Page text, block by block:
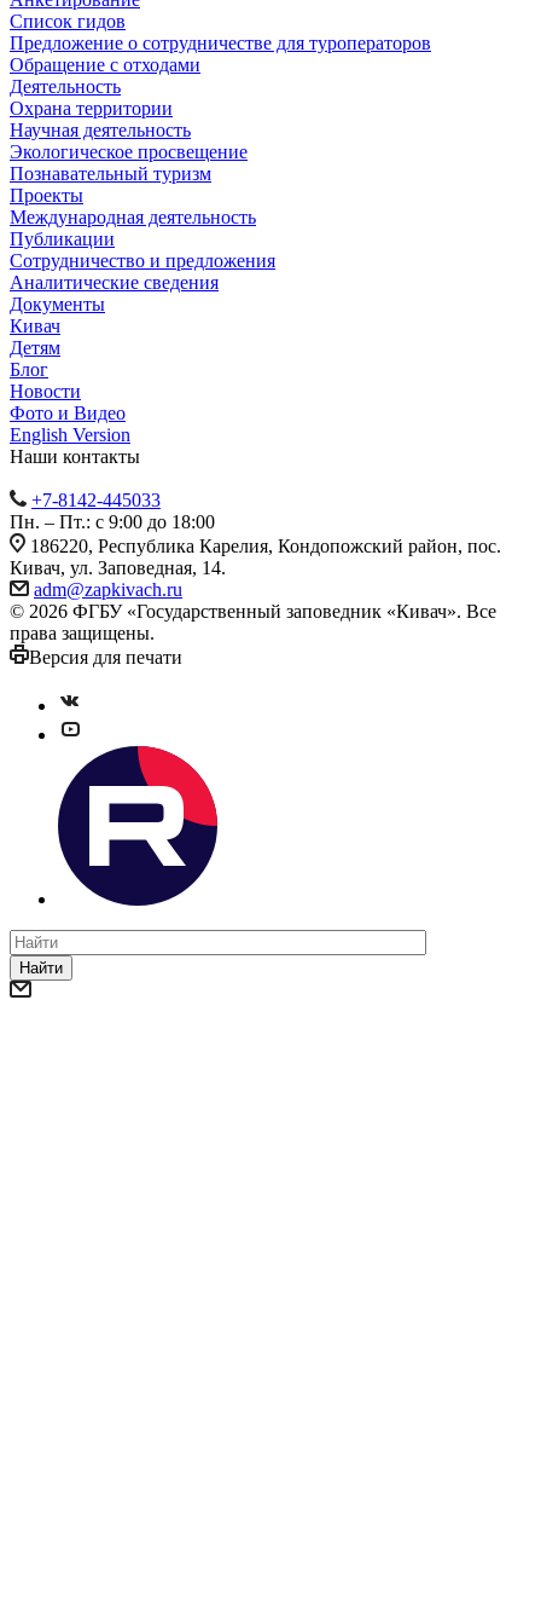
Список гидов
Предложение о сотрудничестве для туроператоров
Обращение с отходами
Деятельность
Охрана территории
Научная деятельность
Экологическое просвещение
Познавательный туризм
Проекты
Международная деятельность
Публикации
Сотрудничество и предложения
Аналитические сведения
Документы
Кивач
Детям
Блог
Новости
Фото и Видео
English Version
Наши контакты
+7-8142-445033
Пн. – Пт.: с 9:00 до 18:00
186220, Республика Карелия, Кондопожский район, пос.
Кивач, ул. Заповедная, 14.
adm@zapkivach.ru
© 2026 ФГБУ «Государственный заповедник «Кивач». Все
права защищены.
Версия для печати
Найти